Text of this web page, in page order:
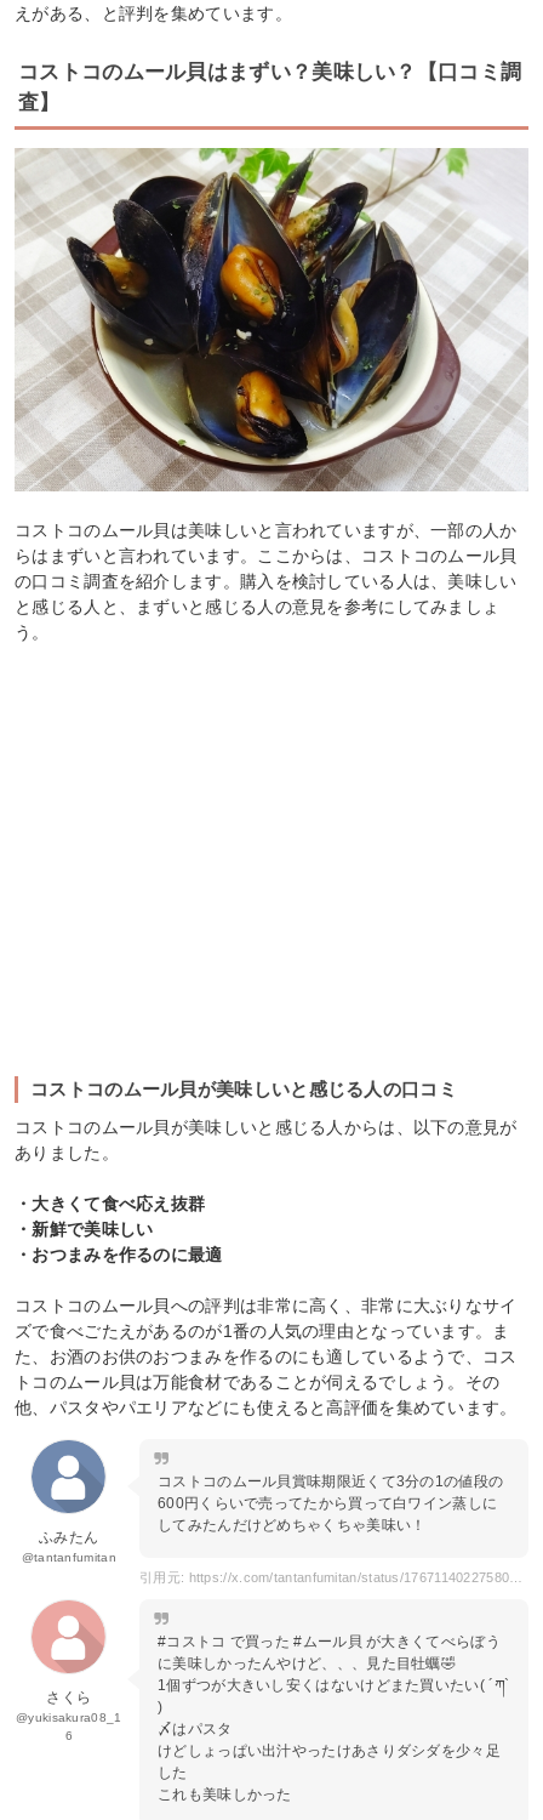
えがある、と評判を集めています。
コストコのムール貝はまずい？美味しい？【口コミ調
査】
コストコのムール貝は美味しいと言われていますが、一部の人か
らはまずいと言われています。ここからは、コストコのムール貝
の口コミ調査を紹介します。購入を検討している人は、美味しい
と感じる人と、まずいと感じる人の意見を参考にしてみましょ
う。
コストコのムール貝が美味しいと感じる人の口コミ
コストコのムール貝が美味しいと感じる人からは、以下の意見が
ありました。
・大きくて食べ応え抜群
・新鮮で美味しい
・おつまみを作るのに最適
コストコのムール貝への評判は非常に高く、非常に大ぶりなサイ
ズで食べごたえがあるのが1番の人気の理由となっています。ま
た、お酒のお供のおつまみを作るのにも適しているようで、コス
トコのムール貝は万能食材であることが伺えるでしょう。その
他、パスタやパエリアなどにも使えると高評価を集めています。
ふみたん
@tantanfumitan
コストコのムール貝賞味期限近くて3分の1の値段の
600円くらいで売ってたから買って白ワイン蒸しに
してみたんだけどめちゃくちゃ美味い！
さくら
@yukisakura08_1
6
#コストコ で買った #ムール貝 が大きくてべらぼう
に美味しかったんやけど、、、見た目牡蠣🤣
1個ずつが大きいし安くはないけどまた買いたい( ´ཀ`
)
〆はパスタ
けどしょっぱい出汁やったけあさりダシダを少々足
した
これも美味しかった